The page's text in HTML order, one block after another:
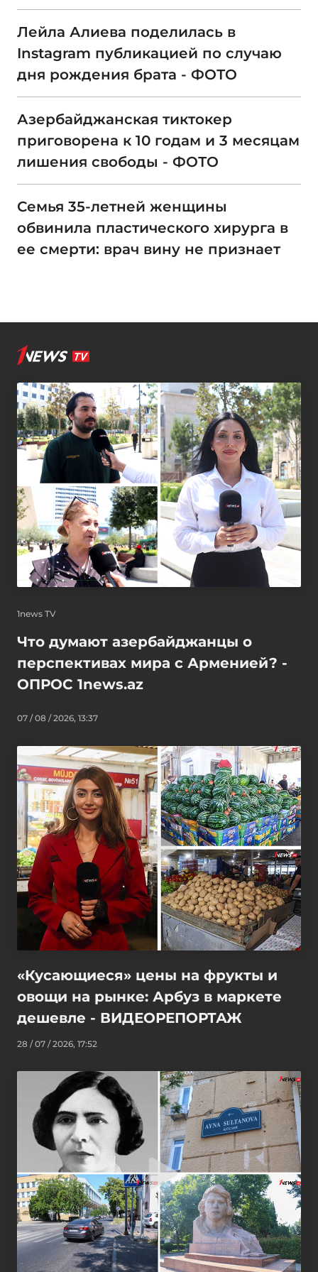
Лейла Алиева поделилась в
Instagram публикацией по случаю
дня рождения брата - ФОТО
Азербайджанская тиктокер
приговорена к 10 годам и 3 месяцам
лишения свободы - ФОТО
Семья 35-летней женщины
обвинила пластического хирурга в
ее смерти: врач вину не признает
1news TV
Что думают азербайджанцы о
перспективах мира с Арменией? -
ОПРОС 1news.az
07 / 08 / 2026, 13:37
«Кусающиеся» цены на фрукты и
овощи на рынке: Арбуз в маркете
дешевле - ВИДЕОРЕПОРТАЖ
28 / 07 / 2026, 17:52